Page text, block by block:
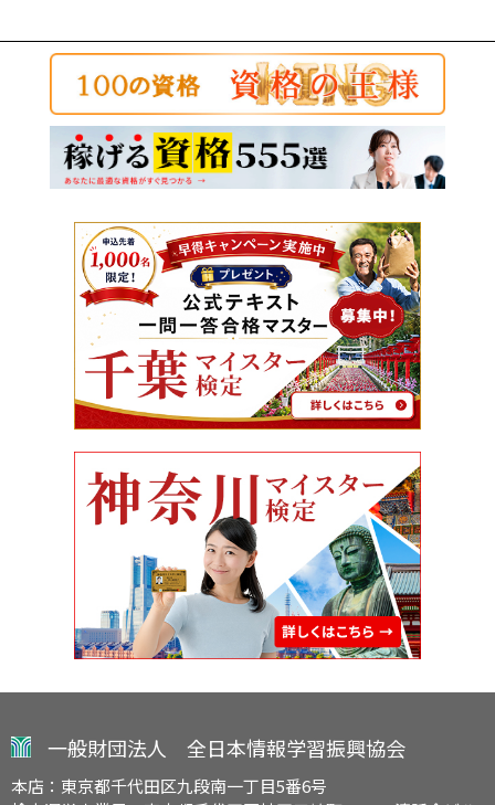
一般財団法人 全日本情報学習振興協会
本店：東京都千代田区九段南一丁目5番6号